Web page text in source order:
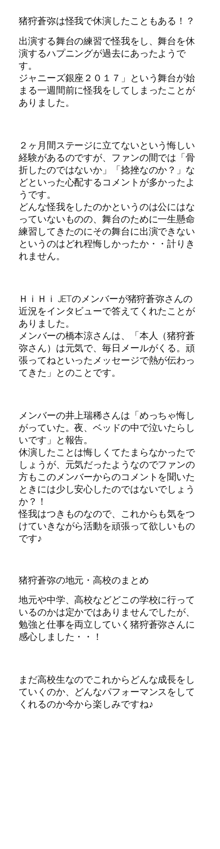
猪狩蒼弥は怪我で休演したこともある！？
出演する舞台の練習で怪我をし、舞台を休
演するハプニングが過去にあったようで
す。
ジャニーズ銀座２０１７」という舞台が始
まる一週間前に怪我をしてしまったことが
ありました。
２ヶ月間ステージに立てないという悔しい
経験があるのですが、ファンの間では「骨
折したのではないか」「捻挫なのか？」な
どといった心配するコメントが多かったよ
うです。
どんな怪我をしたのかというのは公にはな
っていないものの、舞台のために一生懸命
練習してきたのにその舞台に出演できない
というのはどれ程悔しかったか・・計りき
れません。
ＨｉＨｉ JETのメンバーが猪狩蒼弥さんの
近況をインタビューで答えてくれたことが
ありました。
メンバーの橋本涼さんは、「本人（猪狩蒼
弥さん）は元気で、毎日メールがくる。頑
張ってねといったメッセージで熱が伝わっ
てきた」とのことです。
メンバーの井上瑞稀さんは「めっちゃ悔し
がっていた。夜、ベッドの中で泣いたらし
いです」と報告。
休演したことは悔しくてたまらなかったで
しょうが、元気だったようなのでファンの
方もこのメンバーからのコメントを聞いた
ときには少し安心したのではないでしょう
か？！
怪我はつきものなので、これからも気をつ
けていきながら活動を頑張って欲しいもの
です♪
猪狩蒼弥の地元・高校のまとめ
地元や中学、高校などどこの学校に行って
いるのかは定かではありませんでしたが、
勉強と仕事を両立していく猪狩蒼弥さんに
感心しました・・！
まだ高校生なのでこれからどんな成長をし
ていくのか、どんなパフォーマンスをして
くれるのか今から楽しみですね♪